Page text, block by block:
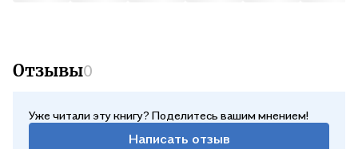
Отзывы0
Уже читали эту книгу? Поделитесь вашим мнением!
Написать отзыв